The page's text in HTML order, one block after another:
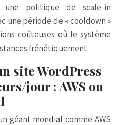
politique de scale-in
une période de « cooldown »
coûteuses où le système
frénétiquement.
site WordPress
jour : AWS ou
géant mondial comme AWS